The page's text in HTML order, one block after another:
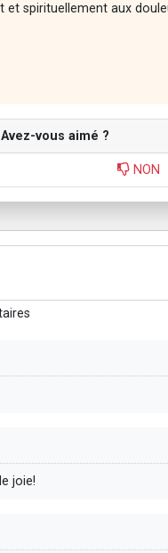
et spirituellement aux
Avez-vous aimé ?
NON
joie!